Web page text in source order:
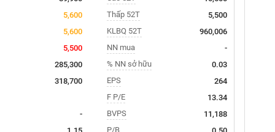
5,600
5,600
5,500
285,300
318,700
-
1.15
Thấp 52T
5,500
KLBQ 52T
960,006
NN mua
-
% NN sở hữu
0.03
EPS
264
F P/E
13.34
BVPS
11,188
P/B
0.50